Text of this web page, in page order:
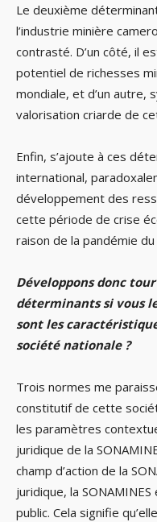
Le deuxième
l’industrie minière
contrasté. D’un côté, il
potentiel de richesses
mondiale, et d’un autre,
valorisation criarde de
Enfin, s’ajoute à ces
international,
développement des
cette période de crise
raison de la pandémie
Développons donc
déterminants si vous
sont les
société nationale ?
Trois normes me
constitutif de cette
les paramètres
juridique de la
champ d’action de la
juridique, la
public. Cela signifie